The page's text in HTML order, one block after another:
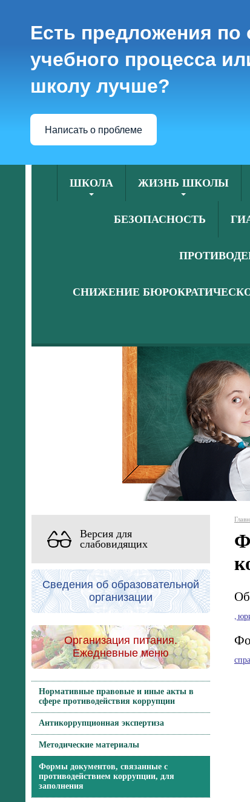
Есть предложения по
учебного процесса
школу лучше?
Написать о проблеме
ШКОЛА ЖИЗНЬ ШКОЛЫ
БЕЗОПАСНОСТЬ
СНИЖЕНИЕ
Версия для
слабовидящих
Сведения об образовательной
организации
Организация питания.
Ежедневные меню
Нормативные правовые и иные акты в
сфере противодействия коррупции
Антикоррупционная экспертиза
Методические материалы
Формы документов, связанные с
противодействием коррупции, для
заполнения
,